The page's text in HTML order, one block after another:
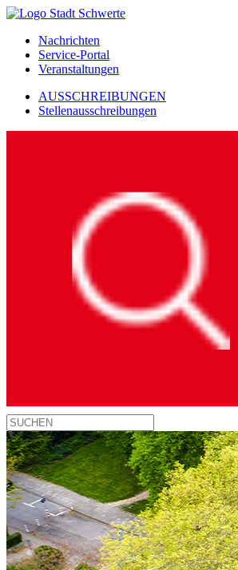
Nachrichten
Service-Portal
Veranstaltungen
AUSSCHREIBUNGEN
Stellenausschreibungen